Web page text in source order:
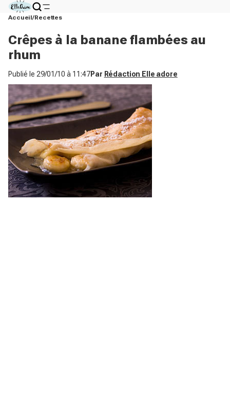
Accueil Recettes
Crêpes à la banane flambées au
rhum
Publié le 29/01/10 à 11:47Par Rédaction Elle adore